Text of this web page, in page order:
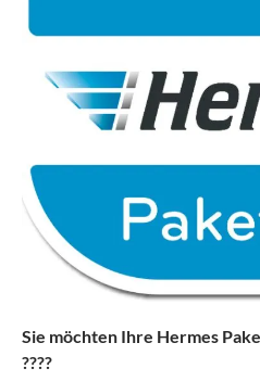
Sie möchten Ihre Hermes
????